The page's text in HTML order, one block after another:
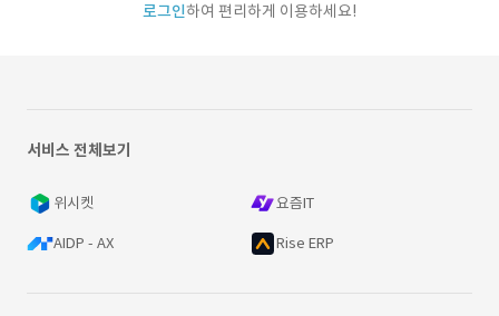
로그인하여 편리하게 이용하세요!
서비스 전체보기
위시켓 요즘IT
AIDP - AX Rise ERP